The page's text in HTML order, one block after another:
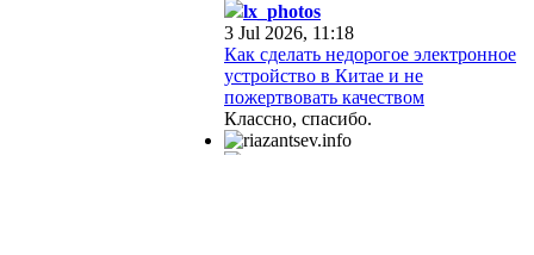
lx_photos
3 Jul 2026, 11:18
Как сделать недорогое электронное
устройство в Китае и не
пожертвовать качеством
Классно, спасибо.